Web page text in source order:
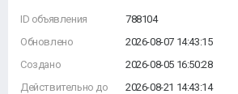
ID объявления
Обновлено
Создано
Действительно до
788104
2026-08-07 14:43:15
2026-08-05 16:50:28
2026-08-21 14:43:14